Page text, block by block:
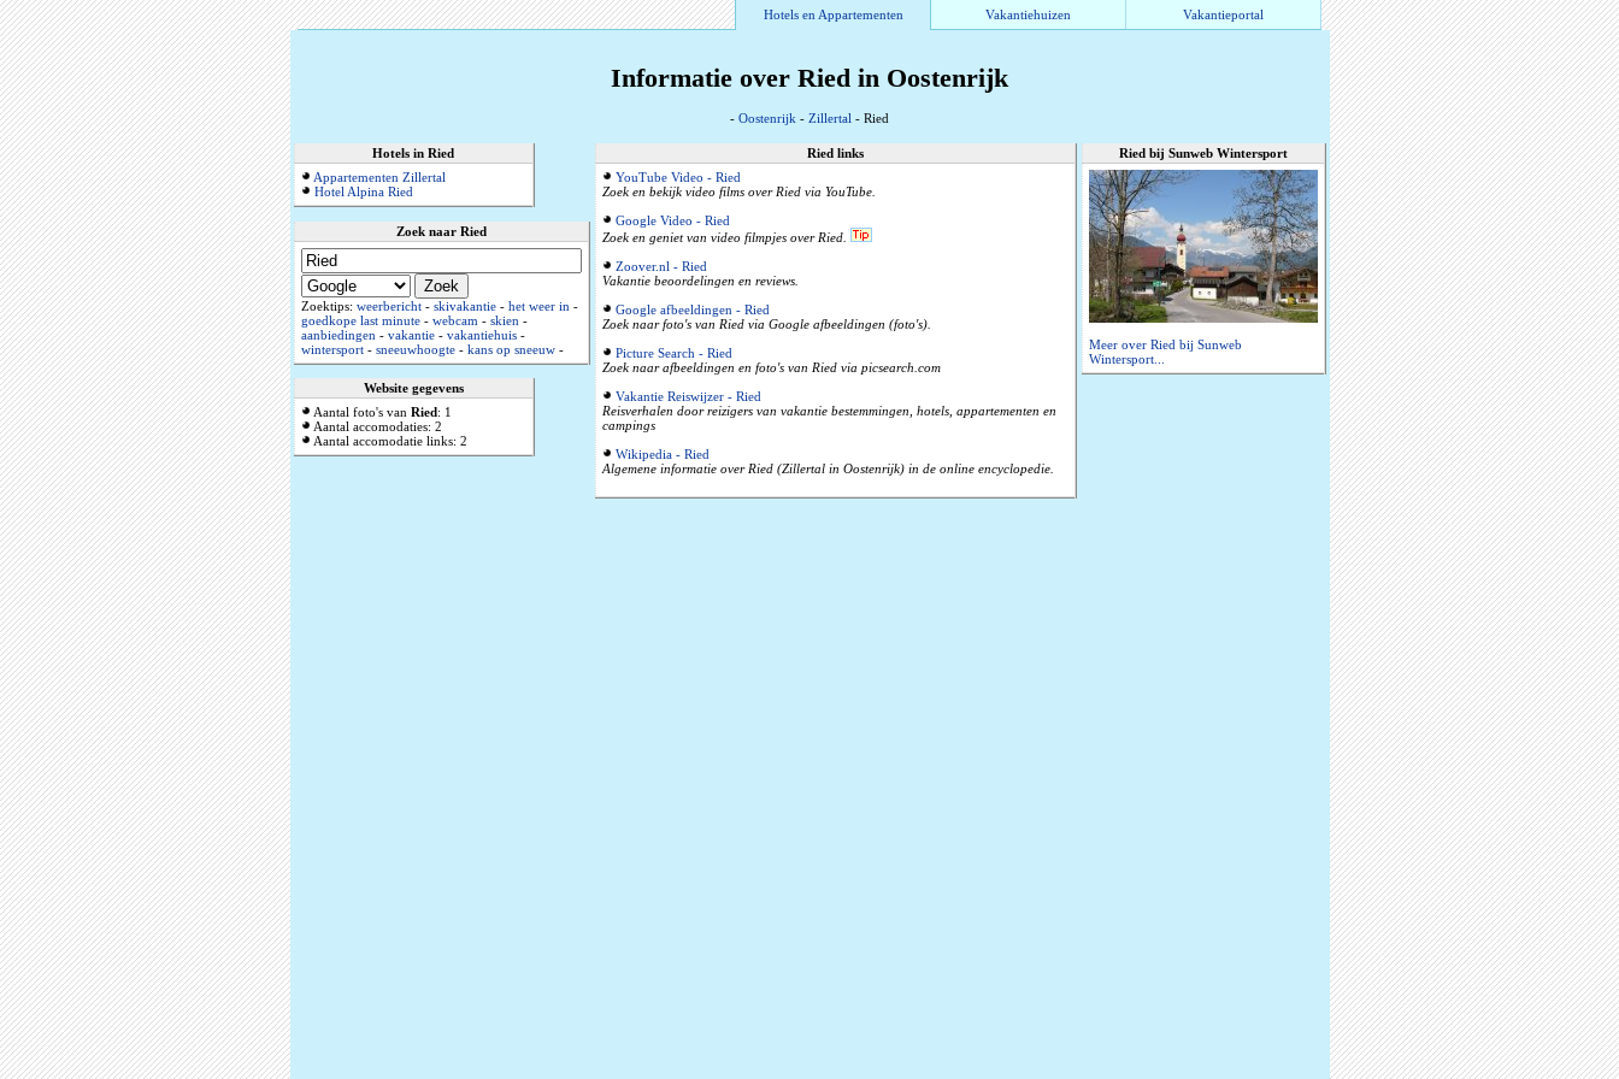
Hotels en Appartementen Vakantiehuizen Vakantieportal
Informatie over Ried in Oostenrijk
- Oostenrijk - Zillertal - Ried
Hotels in Ried
Appartementen Zillertal
Hotel Alpina Ried
Zoek naar Ried
Zoektips: weerbericht- skivakantie- het weer in-
goedkope last minute- webcam- skien-
aanbiedingen- vakantie- vakantiehuis-
wintersport- sneeuwhoogte- kans op sneeuw-
Website gegevens
Aantal foto's van Ried: 1
Aantal accomodaties: 2
Aantal accomodatie links: 2
Ried links
YouTube Video - Ried
Zoek en bekijk video films over Ried via YouTube.
Google Video - Ried
Zoek en geniet van video filmpjes over Ried.
Zoover.nl - Ried
Vakantie beoordelingen en reviews.
Google afbeeldingen - Ried
Zoek naar foto's van Ried via Google afbeeldingen (foto's).
Picture Search - Ried
Zoek naar afbeeldingen en foto's van Ried via picsearch.com
Vakantie Reiswijzer - Ried
Reisverhalen door reizigers van vakantie bestemmingen, hotels, appartementen en
campings
Wikipedia - Ried
Algemene informatie over Ried (Zillertal in Oostenrijk) in de online encyclopedie.
Ried bij Sunweb Wintersport
Meer over Ried bij Sunweb
Wintersport...